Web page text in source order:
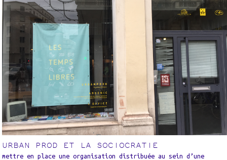
URBAN PROD ET LA SOCIOCRATIE
mettre en place une organisation distribuée au sein d’une